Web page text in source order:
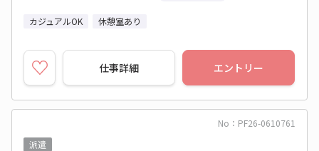
カジュアルOK 休憩室あり
仕事詳細 エントリー
No：PF26-0610761
派遣